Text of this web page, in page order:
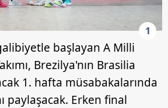
1
başlayan A Milli
Brezilya'nın Brasilia
1. hafta müsabakalarında
paylaşacak. Erken final